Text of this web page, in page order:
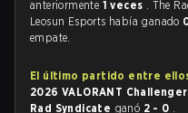
anteriormente 1 veces . The
Leosun Esports había ganado
empate.
El último partido entre
2026 VALORANT
Rad Syndicate ganó 2 - 0 .